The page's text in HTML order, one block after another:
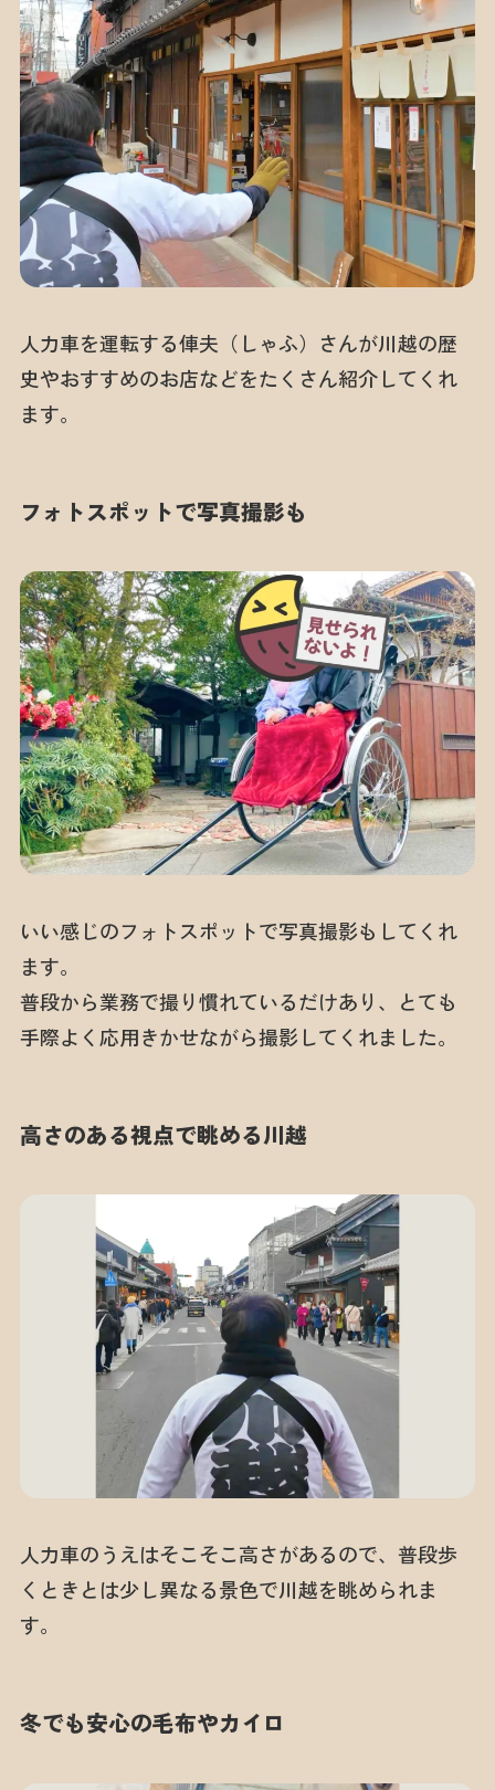
人力車を運転する俥夫（しゃふ）さんが川越の歴
史やおすすめのお店などをたくさん紹介してくれ
ます。
フォトスポットで写真撮影も
いい感じのフォトスポットで写真撮影もしてくれ
ます。
普段から業務で撮り慣れているだけあり、とても
手際よく応用きかせながら撮影してくれました。
高さのある視点で眺める川越
人力車のうえはそこそこ高さがあるので、普段歩
くときとは少し異なる景色で川越を眺められま
す。
冬でも安心の毛布やカイロ